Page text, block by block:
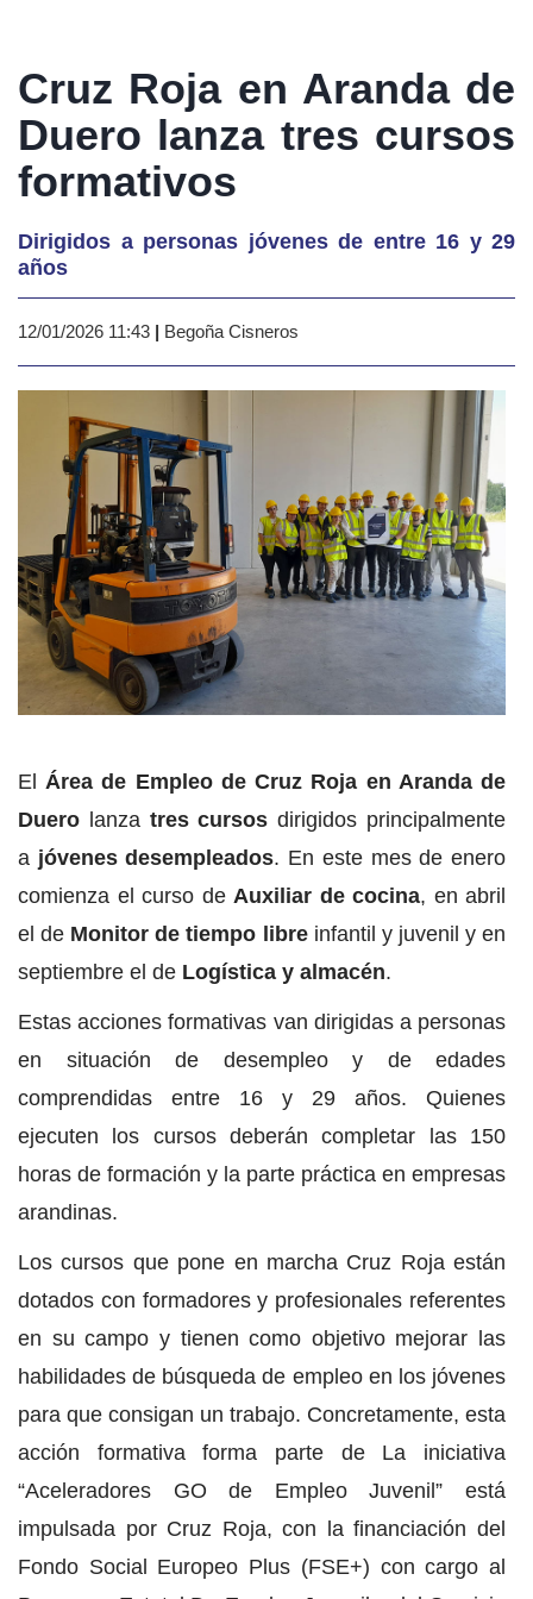
Cruz Roja en Aranda de
Duero lanza tres cursos
formativos
Dirigidos a personas jóvenes de entre 16 y 29
años
12/01/2026 11:43 | Begoña Cisneros
ElÁrea de Empleo de Cruz Roja en Aranda de
Duero lanza tres cursos dirigidos principalmente
a jóvenes desempleados. En este mes de enero
comienza el curso de Auxiliar de cocina, en abril
el de Monitor de tiempo libre infantil y juvenil y en
septiembre el de Logística y almacén.
Estas acciones formativas van dirigidas a personas
en situación de desempleo y de edades
comprendidas entre 16 y 29 años. Quienes
ejecuten los cursos deberán completar las 150
horas de formación y la parte práctica en empresas
arandinas.
Los cursos que pone en marcha Cruz Roja están
dotados con formadores y profesionales referentes
en su campo y tienen como objetivo mejorar las
habilidades de búsqueda de empleo en los jóvenes
para que consigan un trabajo. Concretamente, esta
acción formativa forma parte de La iniciativa
“Aceleradores GO de Empleo Juvenil” está
impulsada por Cruz Roja, con la financiación del
Fondo Social Europeo Plus (FSE+) con cargo al